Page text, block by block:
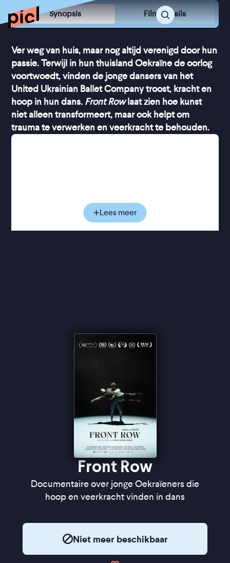
Synopsis Film Details
Ver weg van huis, maar nog altijd verenigd door hun
passie. Terwijl in hun thuisland Oekraïne de oorlog
voortwoedt, vinden de jonge dansers van het
United Ukrainian Ballet Company troost, kracht en
hoop in hun dans. Front Rowlaat zien hoe kunst
niet alleen transformeert, maar ook helpt om
trauma te verwerken en veerkracht te behouden.
Deze documentaire is genomineerd voor de
discipline vast, hoe ga je om met schuldgevoel en
verlies? Deze jonge mensen houden zich staande
met wat hen het dierbaarst is: hun kunst. Zelfs
documentaire is mede geproduceerd door Sarah
Jessica Parker en tot stand gekomen in
Lees meer
Front Row
Documentaire over jonge Oekraïeners die
hoop en veerkracht vinden in dans
Niet meer beschikbaar